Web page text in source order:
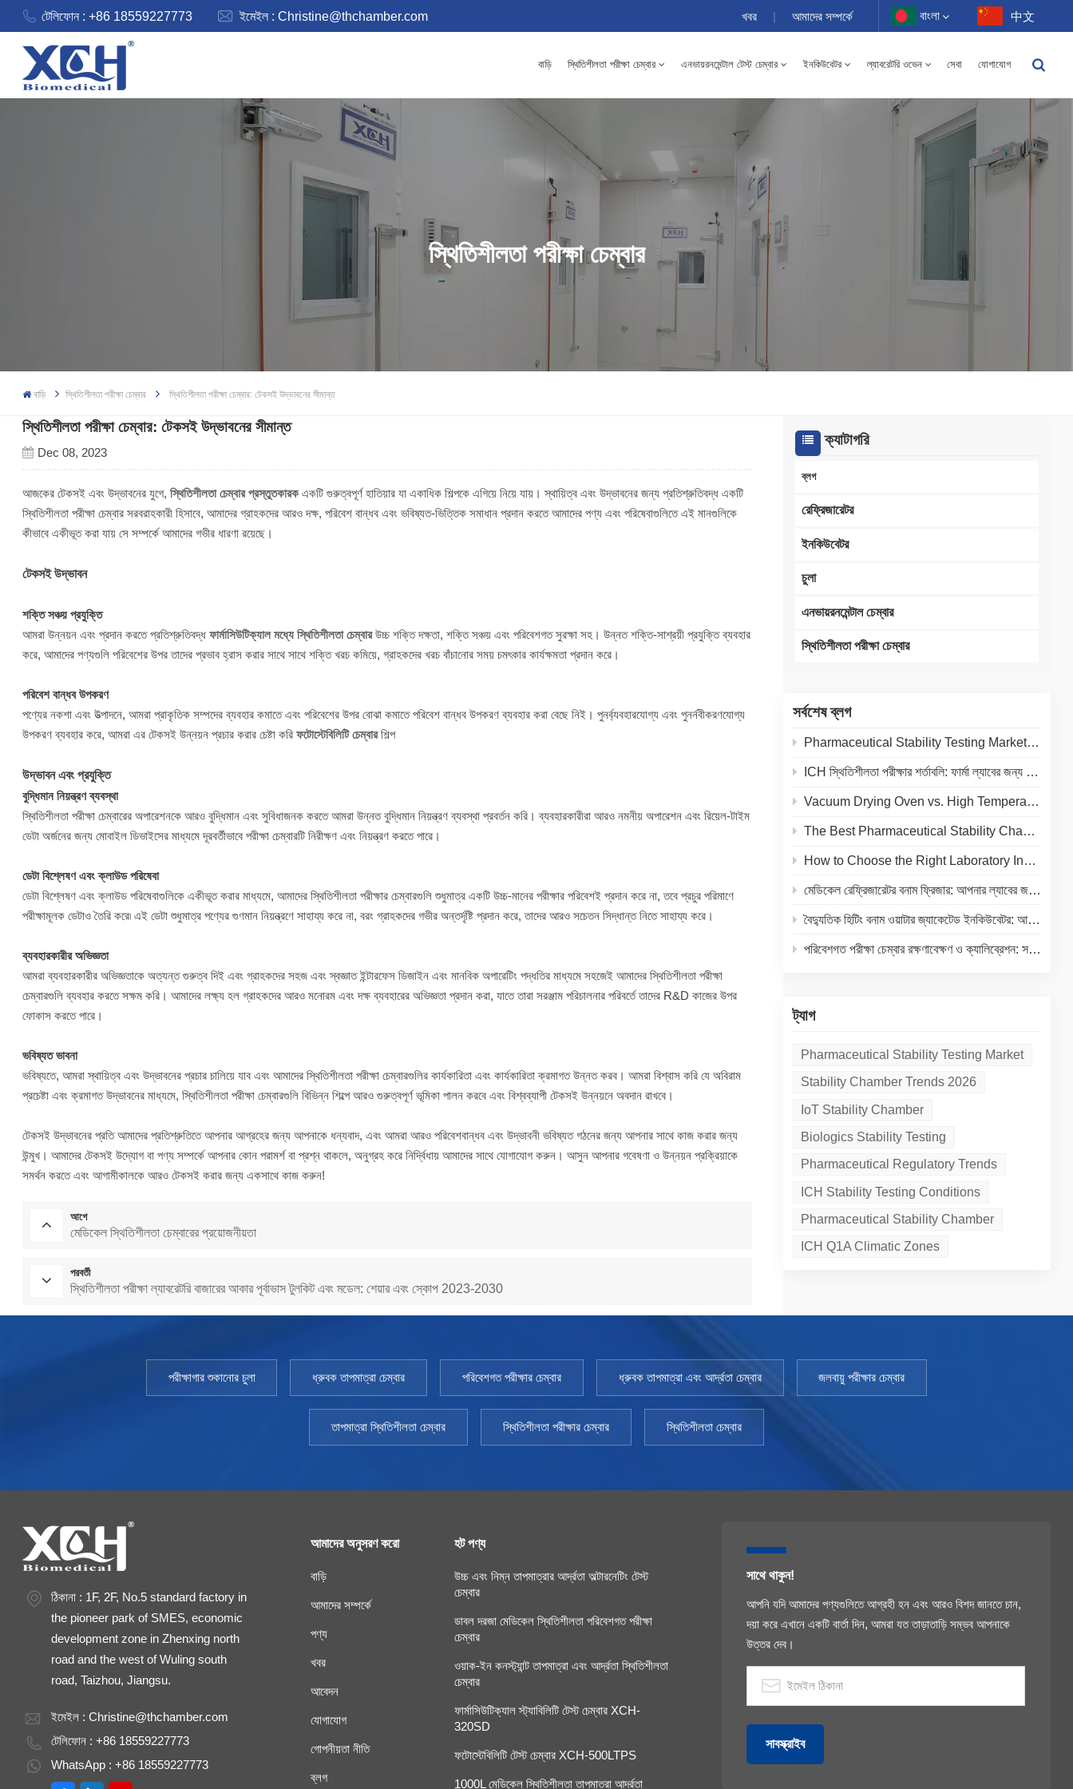
টেলিফোন : +86 18559227773 ইমেইল :Christine@thchamber.com খবর | আমাদের সম্পর্কে বাংলা
Français
Português
中文
বাড়ি স্থিতিশীলতা পরীক্ষা চেম্বার এনভায়রনমেন্টাল টেস্ট চেম্বার ইনকিউবেটর ল্যাবরেটরি ওভেন সেবা যোগাযোগ
স্থিতিশীলতা পরীক্ষা চেম্বার
বাড়ি স্থিতিশীলতা পরীক্ষা চেম্বার স্থিতিশীলতা পরীক্ষা চেম্বার: টেকসই উদ্ভাবনের সীমান্ত
ক্যাটাগরি
ব্লগ
রেফ্রিজারেটর
ইনকিউবেটর
চুলা
এনভায়রনমেন্টাল চেম্বার
স্থিতিশীলতা পরীক্ষা চেম্বার
সর্বশেষ ব্লগ
Pharmaceutical Stability Testing Market 2026: Growth Drivers, Regulatory Shifts & Technology Trends
ICH স্থিতিশীলতা পরীক্ষার শর্তাবলি: ফার্মা ল্যাবের জন্য তাপমাত্রা ও আর্দ্রতা নির্দেশিকা
Vacuum Drying Oven vs. High Temperature Oven: How to Choose the Right Equipment for Your Application
The Best Pharmaceutical Stability Chamber Manufacturer
How to Choose the Right Laboratory Incubator: A Complete Buyer's Guide for 2026
মেডিকেল রেফ্রিজারেটর বনাম ফ্রিজার: আপনার ল্যাবের জন্য সঠিক কোল্ড স্টোরেজ নির্বাচন
বৈদ্যুতিক হিটিং বনাম ওয়াটার জ্যাকেটেড ইনকিউবেটর: আপনার ল্যাবের জন্য একটি সম্পূর্ণ তুলনা
পরিবেশগত পরীক্ষা চেম্বার রক্ষণাবেক্ষণ ও ক্যালিব্রেশন: সরঞ্জামের আয়ুষ্কাল বাড়ানো এবং নির্ভুল ফলাফল নিশ্চিত করার একটি ব্যবহারিক গাইড
ট্যাগ
Pharmaceutical Stability Testing Market
Stability Chamber Trends 2026
IoT Stability Chamber
Biologics Stability Testing
Pharmaceutical Regulatory Trends
ICH Stability Testing Conditions
Pharmaceutical Stability Chamber
ICH Q1A Climatic Zones
স্থিতিশীলতা পরীক্ষা চেম্বার: টেকসই উদ্ভাবনের সীমান্ত
Dec 08, 2023
আজকের টেকসই এবং উদ্ভাবনের যুগে,স্থিতিশীলতা চেম্বার প্রস্তুতকারকএকটি গুরুত্বপূর্ণ হাতিয়ার যা একাধিক শিল্পকে এগিয়ে নিয়ে যায়। স্থায়িত্ব এবং উদ্ভাবনের জন্য প্রতিশ্রুতিবদ্ধ একটি
স্থিতিশীলতা পরীক্ষা চেম্বার সরবরাহকারী হিসাবে, আমাদের গ্রাহকদের আরও দক্ষ, পরিবেশ বান্ধব এবং ভবিষ্যত-ভিত্তিক সমাধান প্রদান করতে আমাদের পণ্য এবং পরিষেবাগুলিতে এই মানগুলিকে
কীভাবে একীভূত করা যায় সে সম্পর্কে আমাদের গভীর ধারণা রয়েছে।
টেকসই উদ্ভাবন
শক্তি সঞ্চয় প্রযুক্তি
আমরা উন্নয়ন এবং প্রদান করতে প্রতিশ্রুতিবদ্ধফার্মাসিউটিক্যাল মধ্যে স্থিতিশীলতা চেম্বারউচ্চ শক্তি দক্ষতা, শক্তি সঞ্চয় এবং পরিবেশগত সুরক্ষা সহ। উন্নত শক্তি-সাশ্রয়ী প্রযুক্তি ব্যবহার
করে, আমাদের পণ্যগুলি পরিবেশের উপর তাদের প্রভাব হ্রাস করার সাথে সাথে শক্তি খরচ কমিয়ে, গ্রাহকদের খরচ বাঁচানোর সময় চমৎকার কার্যক্ষমতা প্রদান করে।
পরিবেশ বান্ধব উপকরণ
পণ্যের নকশা এবং উত্পাদনে, আমরা প্রাকৃতিক সম্পদের ব্যবহার কমাতে এবং পরিবেশের উপর বোঝা কমাতে পরিবেশ বান্ধব উপকরণ ব্যবহার করা বেছে নিই। পুনর্ব্যবহারযোগ্য এবং পুনর্নবীকরণযোগ্য
উপকরণ ব্যবহার করে, আমরা এর টেকসই উন্নয়ন প্রচার করার চেষ্টা করিফটোস্টেবিলিটি চেম্বারশিল্প
উদ্ভাবন এবং প্রযুক্তি
বুদ্ধিমান নিয়ন্ত্রণ ব্যবস্থা
স্থিতিশীলতা পরীক্ষা চেম্বারের অপারেশনকে আরও বুদ্ধিমান এবং সুবিধাজনক করতে আমরা উন্নত বুদ্ধিমান নিয়ন্ত্রণ ব্যবস্থা প্রবর্তন করি। ব্যবহারকারীরা আরও নমনীয় অপারেশন এবং রিয়েল-টাইম
ডেটা অর্জনের জন্য মোবাইল ডিভাইসের মাধ্যমে দূরবর্তীভাবে পরীক্ষা চেম্বারটি নিরীক্ষণ এবং নিয়ন্ত্রণ করতে পারে।
ডেটা বিশ্লেষণ এবং ক্লাউড পরিষেবা
ডেটা বিশ্লেষণ এবং ক্লাউড পরিষেবাগুলিকে একীভূত করার মাধ্যমে, আমাদের স্থিতিশীলতা পরীক্ষার চেম্বারগুলি শুধুমাত্র একটি উচ্চ-মানের পরীক্ষার পরিবেশই প্রদান করে না, তবে প্রচুর পরিমাণে
পরীক্ষামূলক ডেটাও তৈরি করে৷ এই ডেটা শুধুমাত্র পণ্যের গুণমান নিয়ন্ত্রণে সাহায্য করে না, বরং গ্রাহকদের গভীর অন্তর্দৃষ্টি প্রদান করে, তাদের আরও সচেতন সিদ্ধান্ত নিতে সাহায্য করে।
ব্যবহারকারীর অভিজ্ঞতা
আমরা ব্যবহারকারীর অভিজ্ঞতাকে অত্যন্ত গুরুত্ব দিই এবং গ্রাহকদের সহজ এবং স্বজ্ঞাত ইন্টারফেস ডিজাইন এবং মানবিক অপারেটিং পদ্ধতির মাধ্যমে সহজেই আমাদের স্থিতিশীলতা পরীক্ষা
চেম্বারগুলি ব্যবহার করতে সক্ষম করি। আমাদের লক্ষ্য হল গ্রাহকদের আরও মনোরম এবং দক্ষ ব্যবহারের অভিজ্ঞতা প্রদান করা, যাতে তারা সরঞ্জাম পরিচালনার পরিবর্তে তাদের R&D কাজের উপর
ফোকাস করতে পারে।
ভবিষ্যত ভাবনা
ভবিষ্যতে, আমরা স্থায়িত্ব এবং উদ্ভাবনের প্রচার চালিয়ে যাব এবং আমাদের স্থিতিশীলতা পরীক্ষা চেম্বারগুলির কার্যকারিতা এবং কার্যকারিতা ক্রমাগত উন্নত করব। আমরা বিশ্বাস করি যে অবিরাম
প্রচেষ্টা এবং ক্রমাগত উদ্ভাবনের মাধ্যমে, স্থিতিশীলতা পরীক্ষা চেম্বারগুলি বিভিন্ন শিল্পে আরও গুরুত্বপূর্ণ ভূমিকা পালন করবে এবং বিশ্বব্যাপী টেকসই উন্নয়নে অবদান রাখবে।
টেকসই উদ্ভাবনের প্রতি আমাদের প্রতিশ্রুতিতে আপনার আগ্রহের জন্য আপনাকে ধন্যবাদ, এবং আমরা আরও পরিবেশবান্ধব এবং উদ্ভাবনী ভবিষ্যত গঠনের জন্য আপনার সাথে কাজ করার জন্য
উন্মুখ। আমাদের টেকসই উদ্যোগ বা পণ্য সম্পর্কে আপনার কোন পরামর্শ বা প্রশ্ন থাকলে, অনুগ্রহ করে নির্দ্বিধায় আমাদের সাথে যোগাযোগ করুন। আসুন আপনার গবেষণা ও উন্নয়ন প্রক্রিয়াকে
সমর্থন করতে এবং আগামীকালকে আরও টেকসই করার জন্য একসাথে কাজ করুন!
আগে
মেডিকেল স্থিতিশীলতা চেম্বারের প্রয়োজনীয়তা
পরবর্তী
স্থিতিশীলতা পরীক্ষা ল্যাবরেটরি বাজারের আকার পূর্বাভাস টুলকিট এবং মডেল: শেয়ার এবং স্কোপ 2023-2030
পরীক্ষাগার শুকানোর চুলা ধ্রুবক তাপমাত্রা চেম্বার পরিবেশগত পরীক্ষার চেম্বার ধ্রুবক তাপমাত্রা এবং আর্দ্রতা চেম্বার জলবায়ু পরীক্ষার চেম্বার
তাপমাত্রা স্থিতিশীলতা চেম্বার স্থিতিশীলতা পরীক্ষার চেম্বার স্থিতিশীলতা চেম্বার
ঠিকানা : 1F, 2F, No.5 standard factory in
the pioneer park of SMES, economic
development zone in Zhenxing north
road and the west of Wuling south
road, Taizhou, Jiangsu.
ইমেইল :Christine@thchamber.com
টেলিফোন : +86 18559227773
WhatsApp : +86 18559227773
আমাদের অনুসরণ করো
বাড়ি
আমাদের সম্পর্কে
পণ্য
খবর
আবেদন
যোগাযোগ
গোপনীয়তা নীতি
ব্লগ
হট পণ্য
উচ্চ এবং নিম্ন তাপমাত্রার আর্দ্রতা অল্টারনেটিং টেস্ট
চেম্বার
ডাবল দরজা মেডিকেল স্থিতিশীলতা পরিবেশগত পরীক্ষা
চেম্বার
ওয়াক-ইন কনস্ট্যান্ট তাপমাত্রা এবং আর্দ্রতা স্থিতিশীলতা
চেম্বার
ফার্মাসিউটিক্যাল স্ট্যাবিলিটি টেস্ট চেম্বার XCH-
320SD
ফটোস্টেবিলিটি টেস্ট চেম্বার XCH-500LTPS
1000L মেডিকেল স্থিতিশীলতা তাপমাত্রা আর্দ্রতা
সাথে থাকুন!
আপনি যদি আমাদের পণ্যগুলিতে আগ্রহী হন এবং আরও বিশদ জানতে চান,
দয়া করে এখানে একটি বার্তা দিন, আমরা যত তাড়াতাড়ি সম্ভব আপনাকে
উত্তর দেব।